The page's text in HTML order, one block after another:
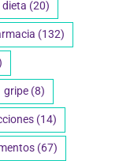
dieta (20)
(132)
gripe (8)
(14)
(67)